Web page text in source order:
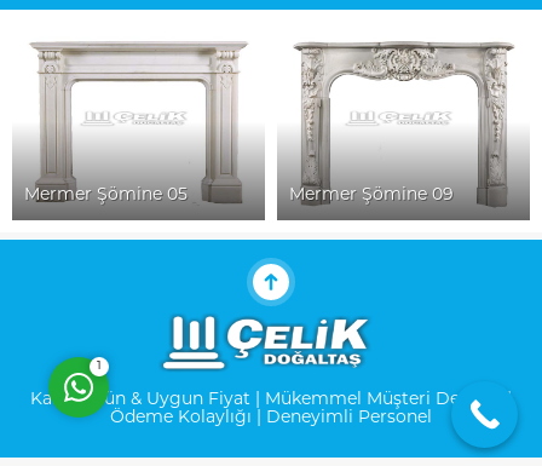
Mermer Şömine 05 Mermer Şömine 09
Müşteri Temsilcisi
Cevap Yaz
1
Kalite Ürün & Uygun Fiyat | Mükemmel Müşteri Desteği |
Ödeme Kolaylığı | Deneyimli Personel